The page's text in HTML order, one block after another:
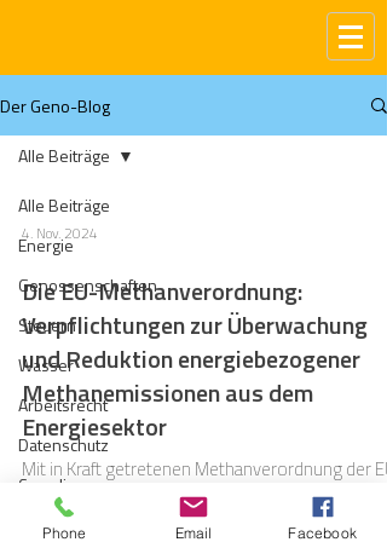
Der Geno-Blog
Alle Beiträge
Energie
Genossenschaften
Steuern
Wasser
Arbeitsrecht
Datenschutz
Compliance
Gas
Alle Beiträge
4. Nov. 2024
Die EU-Methanverordnung:
Verpflichtungen zur Überwachung
und Reduktion energiebezogener
Methanemissionen aus dem
Energiesektor
Mit in Kraft getretenen Methanverordnung der EU
werden Unternehmen aus dem Energiesektor
dazu verpflichtet, Methanemissionen zu
Phone Email Facebook